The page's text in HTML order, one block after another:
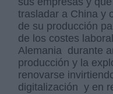
trasladar a China y
de su producción
de los costes
Alemania durante
producción y la
renovarse
digitalización y en